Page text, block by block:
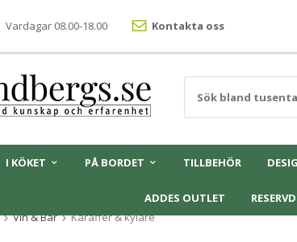
Vardagar 08.00-18.00 Kontakta oss
I KÖKET PÅ BORDET TILLBEHÖR
ADDES OUTLET
Vin & Bar Karaffer & kylare